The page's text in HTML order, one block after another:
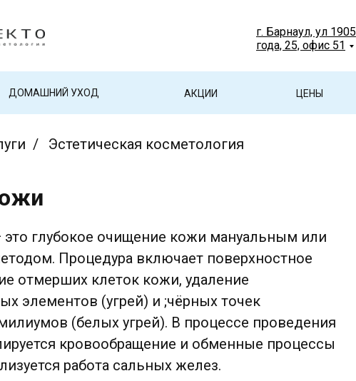
ДОМАШНИЙ УХОД АКЦИИ ЦЕНЫ
г. Барнаул, ул 1905
года, 25, офис 51
/ Эстетическая косметология
это глубокое очищение кожи мануальным или
Процедура включает поверхностное
отмерших клеток кожи, удаление
элементов (угрей) и ;чёрных точек
(белых угрей). В процессе проведения
кровообращение и обменные процессы
работа сальных желез.